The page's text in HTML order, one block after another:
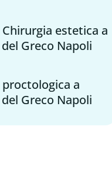
estetica a
Greco Napoli
a
Greco Napoli